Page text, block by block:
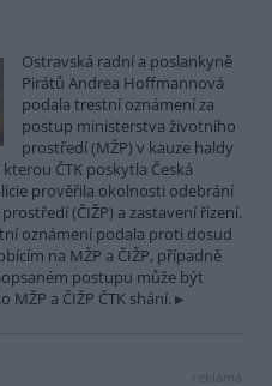
Ostravská radní a poslankyně
Pirátů Andrea Hoffmannová
podala trestní oznámení za
postup ministerstva životního
prostředí (MŽP) v kauze haldy
ČTK poskytla Česká
prověřila okolnosti odebrání
(ČIŽP) a zastavení řízení.
oznámení podala proti dosud
na MŽP a ČIŽP, případně
postupu může být
a ČIŽP ČTK shání.
reklama